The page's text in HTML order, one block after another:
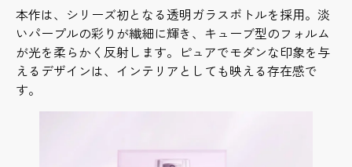
本作は、シリーズ初となる透明ガラスボトルを採用。淡
いパープルの彩りが繊細に輝き、キューブ型のフォルム
が光を柔らかく反射します。ピュアでモダンな印象を与
えるデザインは、インテリアとしても映える存在感で
す。